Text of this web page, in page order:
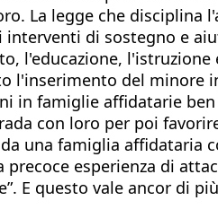
La legge che disciplina
di sostegno e
l'istruzione
l'inserimento del minore
in famiglie affidatarie
con loro per poi
una famiglia
esperienza di
E questo vale ancor di